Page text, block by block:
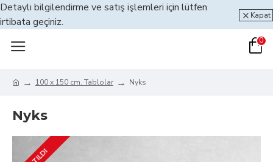
Detaylı bilgilendirme ve satış işlemleri için lütfen
irtibata geçiniz.
Kapat
0
100 x 150 cm. Tablolar Nyks
Nyks